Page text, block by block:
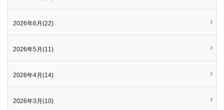
2026年6月(22)
2026年5月(11)
2026年4月(14)
2026年3月(10)